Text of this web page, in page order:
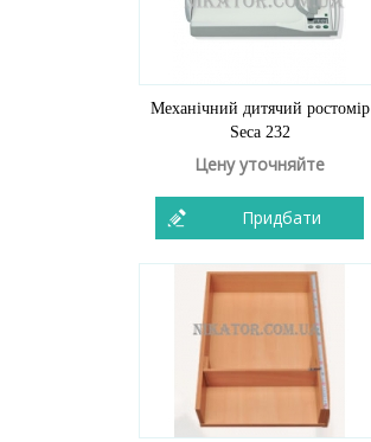
Механічний дитячий ростомір
Seca 232
Цену уточняйте
Придбати